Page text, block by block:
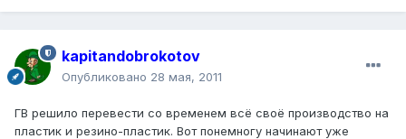
kapitandobrokotov
Опубликовано 28 мая, 2011
ГВ решило перевести со временем всё своё производство на
пластик и резино-пластик. Вот понемногу начинают уже